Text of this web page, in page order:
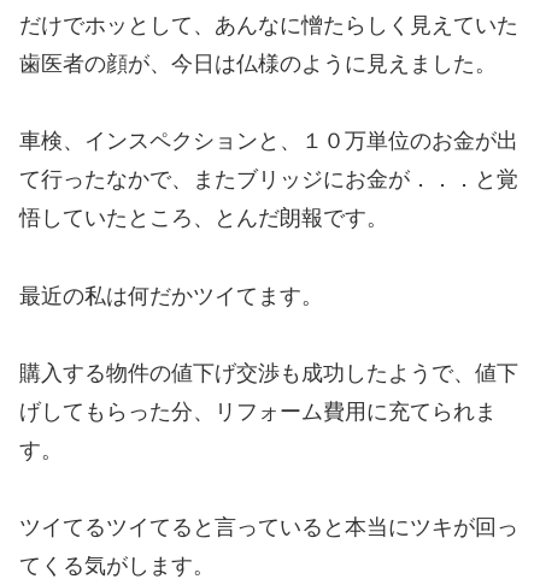
だけでホッとして、あんなに憎たらしく見えていた
歯医者の顔が、今日は仏様のように見えました。
車検、インスペクションと、１０万単位のお金が出
て行ったなかで、またブリッジにお金が．．．と覚
悟していたところ、とんだ朗報です。
最近の私は何だかツイてます。
購入する物件の値下げ交渉も成功したようで、値下
げしてもらった分、リフォーム費用に充てられま
す。
ツイてるツイてると言っていると本当にツキが回っ
てくる気がします。